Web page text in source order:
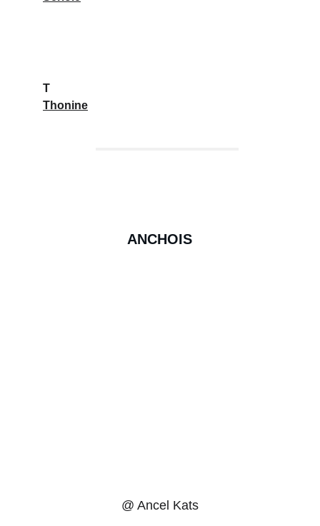
T
Thonine
ANCHOIS
@ Ancel Kats